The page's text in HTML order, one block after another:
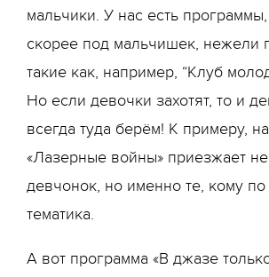
мальчики. У нас есть
скорее под мальчишек, нежели
такие как, например, “Клуб
Но если девочки захотят, то и
всегда туда берём! К примеру,
«Лазерные войны» приезжает
девчонок, но именно те, кому
тематика.
А вот программа «В джазе